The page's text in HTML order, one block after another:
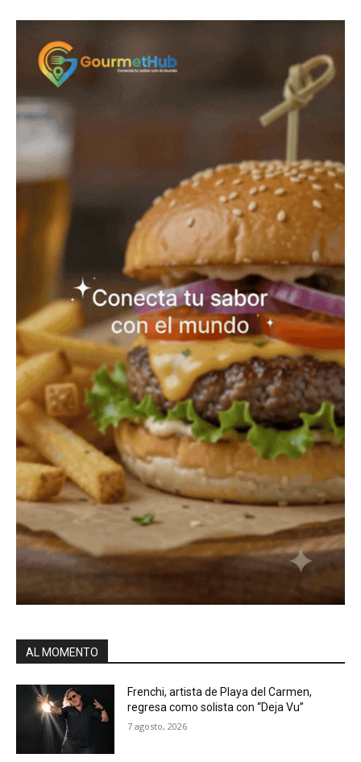
AL MOMENTO
Frenchi, artista de Playa del Carmen,
regresa como solista con “Deja Vu”
7 agosto, 2026